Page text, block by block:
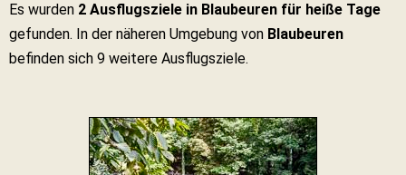
Es wurden 2 Ausflugsziele in Blaubeuren für heiße Tage
gefunden. In der näheren Umgebung von Blaubeuren
befinden sich 9 weitere Ausflugsziele.